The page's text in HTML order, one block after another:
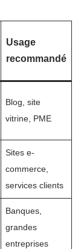
Usage
recommandé
Blog, site
vitrine, PME
Sites e-
commerce,
services clients
Banques,
grandes
entreprises